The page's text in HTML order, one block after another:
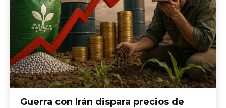
Guerra con Irán dispara precios de